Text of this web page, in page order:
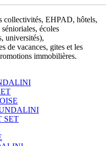
collectivités, EHPAD, hôtels,
écoles
universités),
de vacances, gites et les
immobilières.
SET